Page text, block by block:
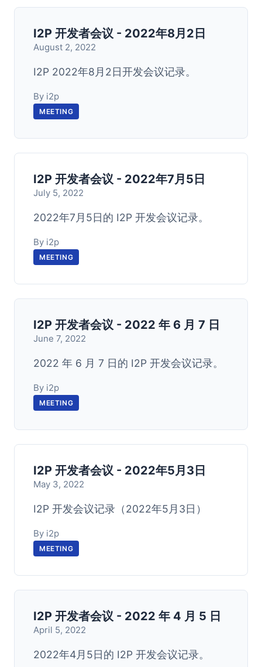
I2P 开发者会议 - 2022年8月2日
August 2, 2022
I2P 2022年8月2日开发会议记录。
By i2p
MEETING
I2P 开发者会议 - 2022年7月5日
July 5, 2022
2022年7月5日的 I2P 开发会议记录。
By i2p
MEETING
I2P 开发者会议 - 2022 年 6 月 7 日
June 7, 2022
2022 年 6 月 7 日的 I2P 开发会议记录。
By i2p
MEETING
I2P 开发者会议 - 2022年5月3日
May 3, 2022
I2P 开发会议记录（2022年5月3日）
By i2p
MEETING
I2P 开发者会议 - 2022 年 4 月 5 日
April 5, 2022
2022年4月5日的 I2P 开发会议记录。